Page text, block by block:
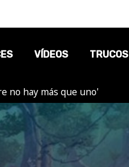
VÍDEOS TRUCOS
no hay más que uno'